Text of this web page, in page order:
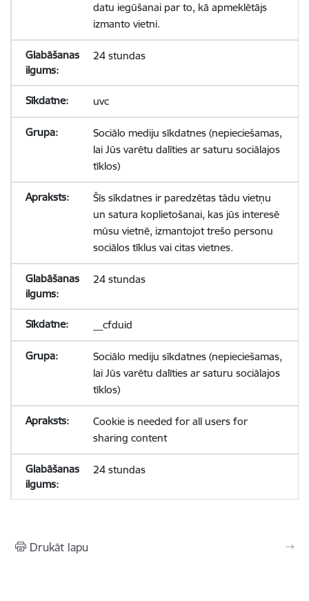
datu iegūšanai par to, kā apmeklētājs
izmanto vietni.
24 stundas
uvc
Sociālo mediju sīkdatnes (nepieciešamas,
lai Jūs varētu dalīties ar saturu sociālajos
tīklos)
Šīs sīkdatnes ir paredzētas tādu vietņu
un satura koplietošanai, kas jūs interesē
mūsu vietnē, izmantojot trešo personu
sociālos tīklus vai citas vietnes.
24 stundas
__cfduid
Sociālo mediju sīkdatnes (nepieciešamas,
lai Jūs varētu dalīties ar saturu sociālajos
tīklos)
Cookie is needed for all users for
sharing content
24 stundas
Drukāt lapu